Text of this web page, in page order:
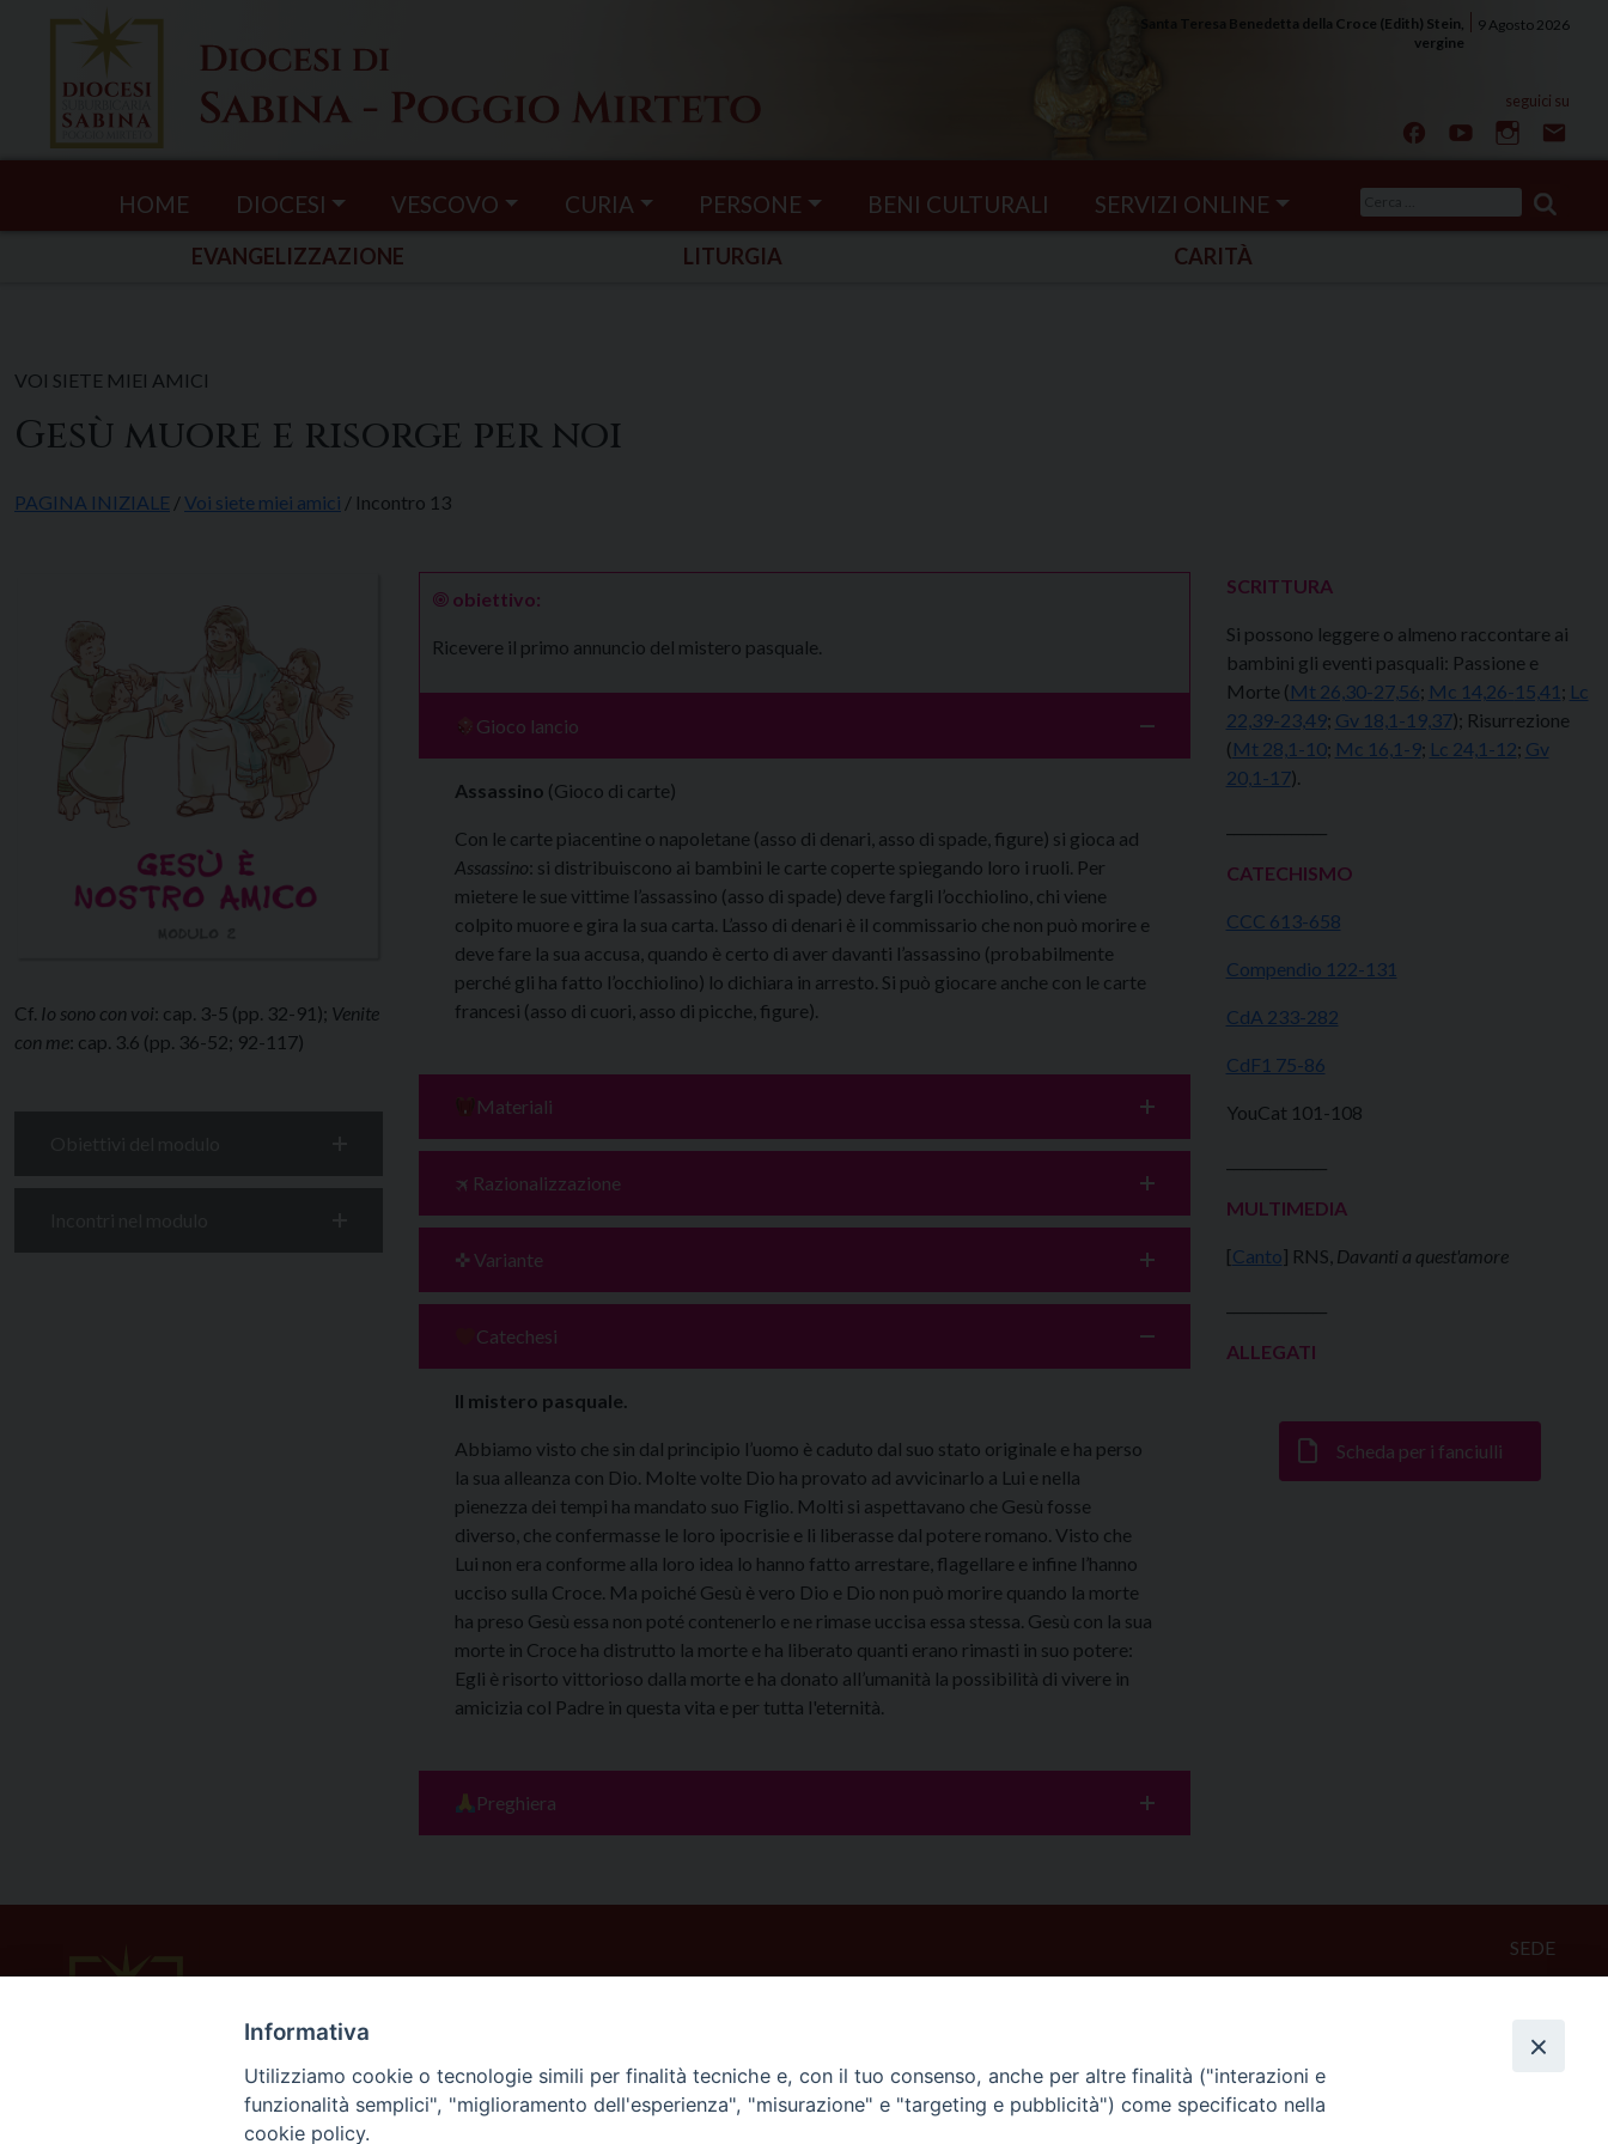
9 Agosto 2026
Santa Teresa Benedetta della Croce (Edith) Stein,
vergine
HOME DIOCESI VESCOVO CURIA PERSONE BENI CULTURALI SERVIZI ONLINE
per:
EVANGELIZZAZIONE LITURGIA CARITÀ
VOI SIETE MIEI AMICI
Gesù muore e risorge per noi
PAGINA INIZIALE /Voi siete miei amici / Incontro 13
Cf. Io sono con voi: cap. 3-5 (pp. 32-91); Venite
con me: cap. 3.6 (pp. 36-52; 92-117)
🞋obiettivo:
Ricevere il primo annuncio del mistero pasquale.
Gioco lancio
Assassino (Gioco di carte)
Con le carte piacentine o napoletane (asso di denari, asso di spade, figure) si gioca ad
Assassino: si distribuiscono ai bambini le carte coperte spiegando loro i ruoli. Per
mietere le sue vittime l’assassino (asso di spade) deve fargli l’occhiolino, chi viene
colpito muore e gira la sua carta. L’asso di denari è il commissario che non può morire e
deve fare la sua accusa, quando è certo di aver davanti l’assassino (probabilmente
perché gli ha fatto l’occhiolino) lo dichiara in arresto. Si può giocare anche con le carte
francesi (asso di cuori, asso di picche, figure).
Materiali
🛪 Razionalizzazione
✜ Variante
Catechesi
Il mistero pasquale.
Abbiamo visto che sin dal principio l’uomo è caduto dal suo stato originale e ha perso
la sua alleanza con Dio. Molte volte Dio ha provato ad avvicinarlo a Lui e nella
pienezza dei tempi ha mandato suo Figlio. Molti si aspettavano che Gesù fosse
diverso, che confermasse le loro ipocrisie e li liberasse dal potere romano. Visto che
Lui non era conforme alla loro idea lo hanno fatto arrestare, flagellare e infine l’hanno
ucciso sulla Croce. Ma poiché Gesù è vero Dio e Dio non può morire quando la morte
ha preso Gesù essa non poté contenerlo e ne rimase uccisa essa stessa. Gesù con la sua
morte in Croce ha distrutto la morte e ha liberato quanti erano rimasti in suo potere:
Egli è risorto vittorioso dalla morte e ha donato all’umanità la possibilità di vivere in
amicizia col Padre in questa vita e per tutta l'eternità.
Preghiera
SCRITTURA
Si possono leggere o almeno raccontare ai
bambini gli eventi pasquali: Passione e
Morte (Mt 26,30-27,56; Mc 14,26-15,41 ; Lc
22,39-23,49; Gv 18,1 -19,37); Risurrezione
(Mt 28,1-10; Mc 16,1-9; Lc 24,1-12; Gv
20,1-17).
CATECHISMO
CCC 613-658
Compendio 122-131
CdA 233-282
CdF1 75-86
YouCat 101-108
MULTIMEDIA
[Canto] RNS, Davanti a quest'amore
ALLEGATI
Scheda per i fanciulli
SEDE
Piazza Mario Dottori, 14
Informativa
Utilizziamo cookie o tecnologie simili per finalità tecniche e, con il tuo consenso, anche per altre finalità ("interazioni e
funzionalità semplici", "miglioramento dell'esperienza", "misurazione" e "targeting e pubblicità") come specificato nella
cookie policy.